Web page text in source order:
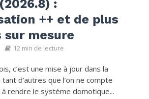
:
++ et de plus
sur mesure
12 min de lecture
c’est une mise à jour dans la
d’autres que l’on ne compte
à rendre le système domotique...